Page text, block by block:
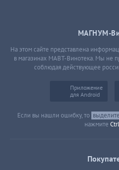
МАГНУМ-
На этом сайте представлена
в магазинах МАВТ-Винотека. Мы не
соблюдая действующее
Приложение
для Android
Если вы нашли ошибку, то выделите
нажмите